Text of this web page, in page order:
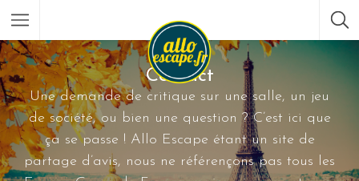
Contact
Une demande de critique sur une salle, un jeu
de société, ou bien une question ? C’est ici que
ça se passe ! Allo Escape étant un site de
partage d’avis, nous ne référençons pas tous les